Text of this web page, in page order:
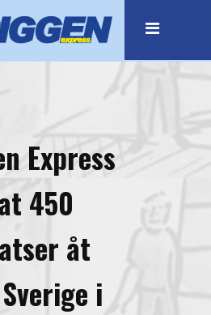
Express
450
åt
i